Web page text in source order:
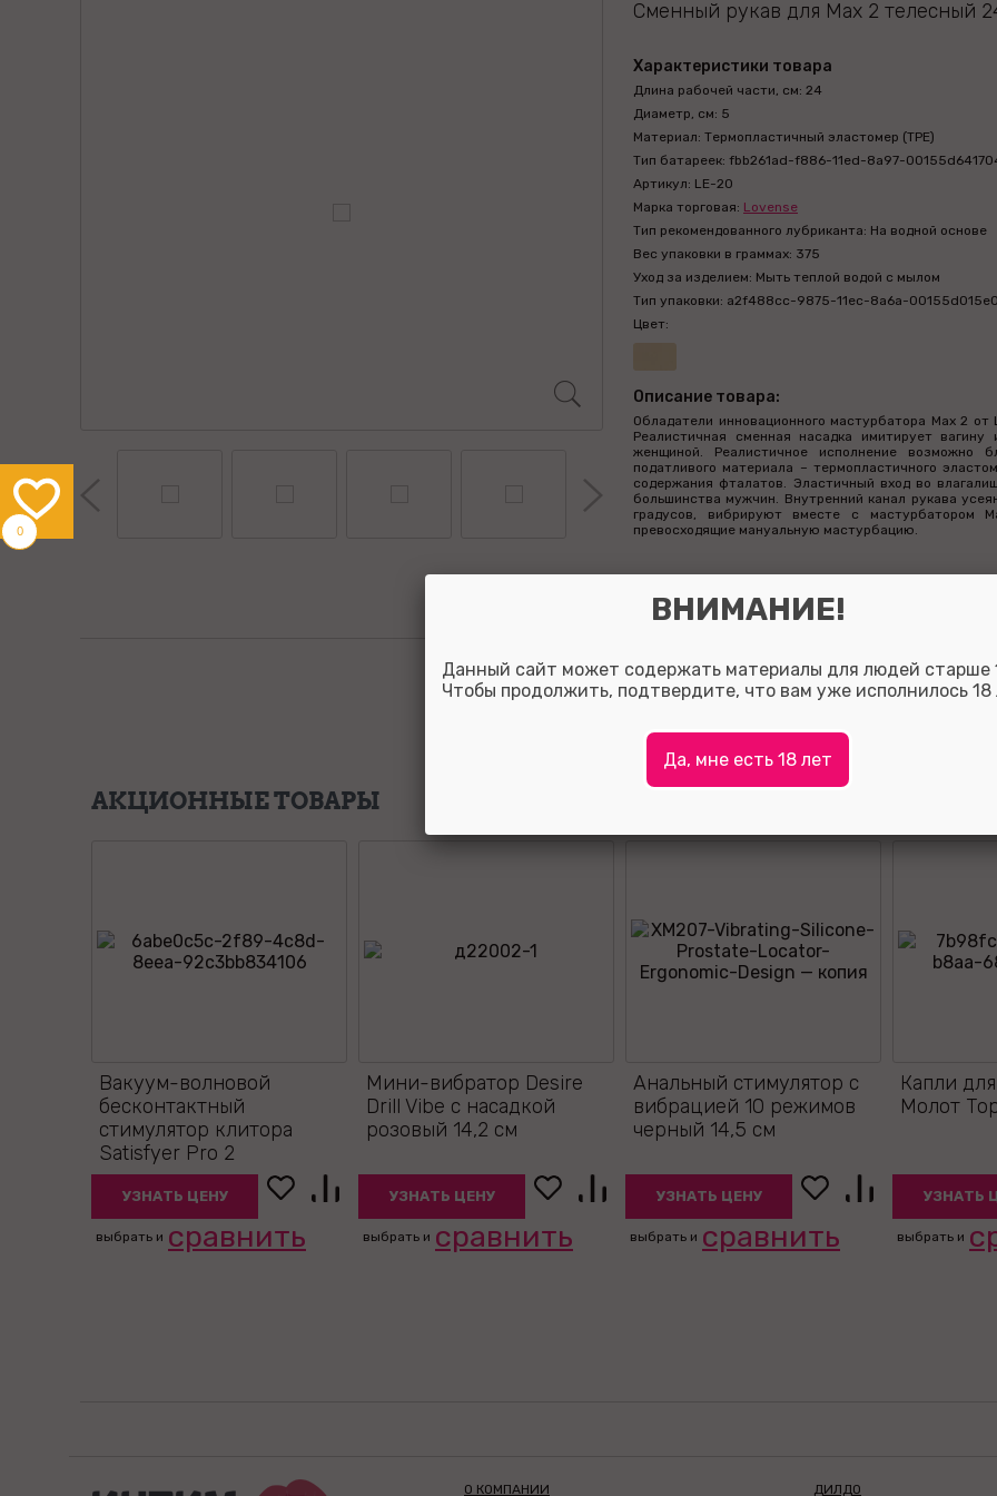
Сменный рукав для Max 2 телесный
Характеристики товара
Длина рабочей части, см: 24
Диаметр, см: 5
Материал: Термопластичный эластомер (TPE)
Тип батареек: fbb261ad-f886-11ed-8a97-
Артикул: LE-20
Марка торговая: Lovense
Тип рекомендованного лубриканта: На водной основе
Вес упаковки в граммах: 375
Уход за изделием: Мыть теплой водой с мылом
Тип упаковки: a2f488cc-9875-11ec-8a6a-
Цвет:
Описание товара:
Обладатели инновационного мастурбатора Max 2
Реалистичная сменная насадка имитирует
женщиной. Реалистичное исполнение возможно
податливого материала – термопластичного
содержания фталатов. Эластичный вход во
большинства мужчин. Внутренний канал рукава
градусов, вибрируют вместе с мастурбатором
превосходящие мануальную мастурбацию.
Так вы сможете помочь потенциальным покупателям
с выбором, а также, за полезные отзывы мы начисляем
Для того что бы оставить отзыв зарегистрируйтесь
АКЦИОННЫЕ ТОВАРЫ
Вакуум-волновой
бесконтактный
стимулятор клитора
Satisfyer Pro 2
УЗНАТЬ ЦЕНУ
выбрать и сравнить
Мини-вибратор Desire
Drill Vibe с насадкой
розовый 14,2 см
УЗНАТЬ ЦЕНУ
выбрать и сравнить
Анальный стимулятор с
вибрацией 10 режимов
черный 14,5 см
УЗНАТЬ ЦЕНУ
выбрать и сравнить
Капли
Молот
УЗНАТЬ
выбрать и
О КОМПАНИИ ДИЛДО
0
ВНИМАНИЕ!
Данный сайт может содержать материалы для людей старше
Чтобы продолжить, подтвердите, что вам уже исполнилось 18
Да, мне есть 18 лет